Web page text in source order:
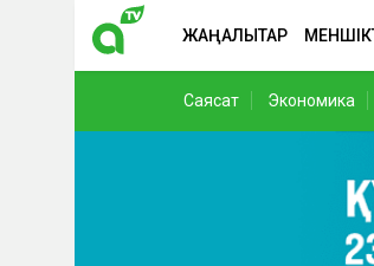
ЖАҢАЛЫҚТАР
Саясат Экономика